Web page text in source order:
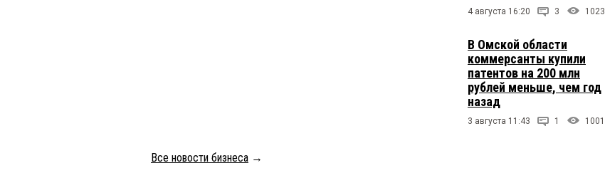
4 августа 16:20 3 1023
В Омской области
коммерсанты купили
патентов на 200 млн
рублей меньше, чем год
назад
3 августа 11:43 1 1001
Все новости бизнеса →